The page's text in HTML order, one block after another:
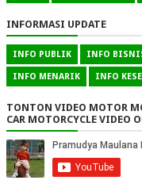
INFORMASI UPDATE
INFO PUBLIK INFO
INFO MENARIK INFO
TONTON VIDEO MOTOR
CAR MOTORCYCLE VIDEO